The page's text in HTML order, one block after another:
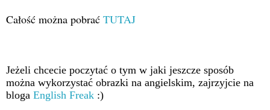
Całość można pobrać TUTAJ
Jeżeli chcecie poczytać o tym w jaki jeszcze sposób
można wykorzystać obrazki na angielskim, zajrzyjcie na
bloga English Freak :)